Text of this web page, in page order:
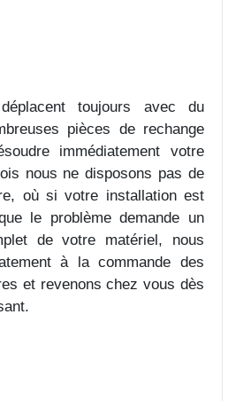
toujours avec du
pièces de rechange
immédiatement votre
nous ne disposons pas de
où si votre installation est
le problème demande un
de votre matériel, nous
à la commande des
et revenons chez vous dès